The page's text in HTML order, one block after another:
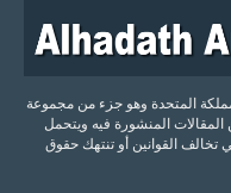
للآراء تأسس عام ٢٠١٧ في المملكة المتحدة وهو جزء من مجموعة
المقالات المنشورة فيه ويتحمل
تخالف القوانين أو تنتهك حقوق